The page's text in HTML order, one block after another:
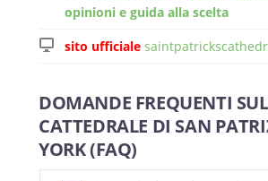
opinioni e guida alla scelta
sito ufficiale
DOMANDE FREQUENTI
CATTEDRALE DI SAN
YORK (FAQ)